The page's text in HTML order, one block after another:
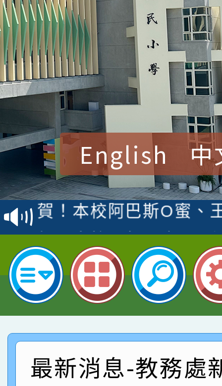
English 中
賀！本校參加桃園市中
賽 洪綺君教師榮獲社
名
賀！本校阿巴斯O蜜、
倩參加桃園市科展 國
名 指導老師王老師、
賀！本校四年二班張O
園市英語競賽國小朗讀
指導老師林老師
賀！本校參加桃園市中
賽 劉文瑛教師榮獲教
臺灣台語-第二名
賀！本校參與2026世
市賽榮獲科學小創客佳
創客第三名。
賀！本校參加桃園市中
賽 洪綺君教師榮獲社
名
賀！本校阿巴斯O蜜、
倩參加桃園市科展 國
賀！本校四年二班張O
最新消息-教務處